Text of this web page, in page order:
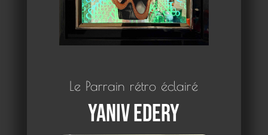
Le Parrain rétro éclairé
Yaniv Edery